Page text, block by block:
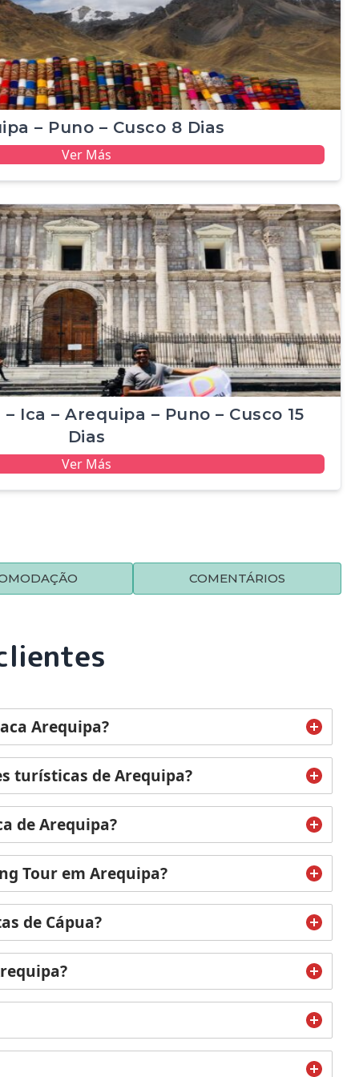
– Puno – Cusco 8 Dias
Ver Más
Ica – Arequipa – Puno – Cusco 15
Dias
Ver Más
COMENTÁRIOS
Arequipa?
turísticas de Arequipa?
de Arequipa?
Tour em Arequipa?
de Cápua?